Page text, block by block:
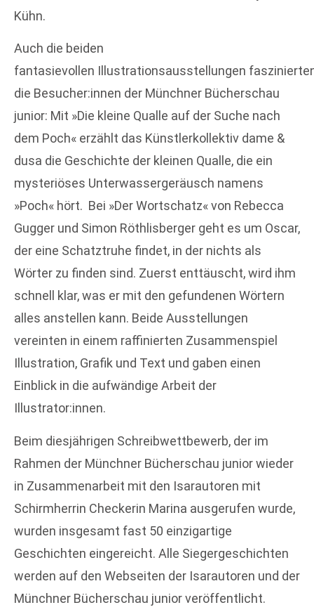
Kühn.
Auch die beiden
fantasievollen Illustrationsausstellungen
die Besucher:innen der Münchner Bücherschau
junior: Mit »Die kleine Qualle auf der Suche nach
dem Poch« erzählt das Künstlerkollektiv dame &
dusa die Geschichte der kleinen Qualle, die ein
mysteriöses Unterwassergeräusch namens
»Poch« hört. Bei »Der Wortschatz« von Rebecca
Gugger und Simon Röthlisberger geht es um Oscar,
der eine Schatztruhe findet, in der nichts als
Wörter zu finden sind. Zuerst enttäuscht, wird ihm
schnell klar, was er mit den gefundenen Wörtern
alles anstellen kann. Beide Ausstellungen
vereinten in einem raffinierten Zusammenspiel
Illustration, Grafik und Text und gaben einen
Einblick in die aufwändige Arbeit der
Illustrator:innen.
Beim diesjährigen Schreibwettbewerb, der im
Rahmen der Münchner Bücherschau junior wieder
in Zusammenarbeit mit den Isarautoren mit
Schirmherrin Checkerin Marina ausgerufen wurde,
wurden insgesamt fast 50 einzigartige
Geschichten eingereicht. Alle Siegergeschichten
werden auf den Webseiten der Isarautoren und der
Münchner Bücherschau junior veröffentlicht.